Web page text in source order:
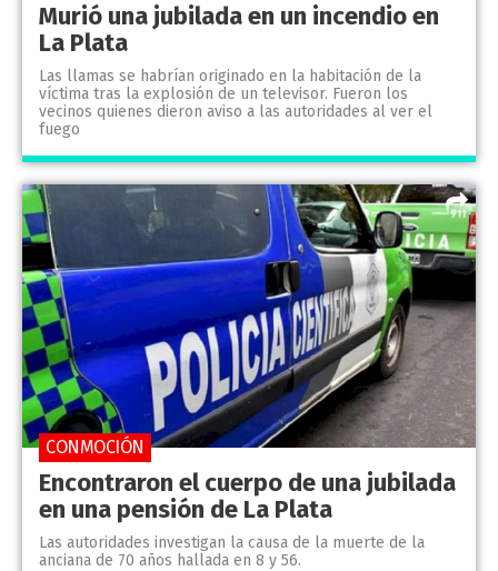
Murió una jubilada en un incendio en
La Plata
Las llamas se habrían originado en la habitación de la
víctima tras la explosión de un televisor. Fueron los
vecinos quienes dieron aviso a las autoridades al ver el
fuego
Encontraron el cuerpo de una jubilada
en una pensión de La Plata
Las autoridades investigan la causa de la muerte de la
anciana de 70 años hallada en 8 y 56.
CONMOCIÓN